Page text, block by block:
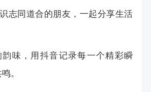
志同道合的朋友，一起分享生活
味，用抖音记录每一个精彩瞬
。